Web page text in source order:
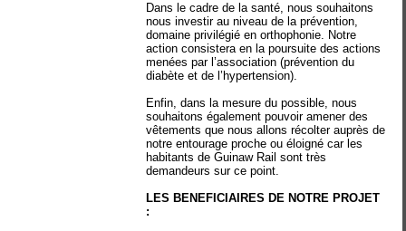
Dans le cadre de la santé, nous souhaitons
nous investir au niveau de la prévention,
domaine privilégié en orthophonie. Notre
action consistera en la poursuite des actions
menées par l’association (prévention du
diabète et de l’hypertension).
Enfin, dans la mesure du possible, nous
souhaitons également pouvoir amener des
vêtements que nous allons récolter auprès de
notre entourage proche ou éloigné car les
habitants de Guinaw Rail sont très
demandeurs sur ce point.
LES BENEFICIAIRES DE NOTRE PROJET
: